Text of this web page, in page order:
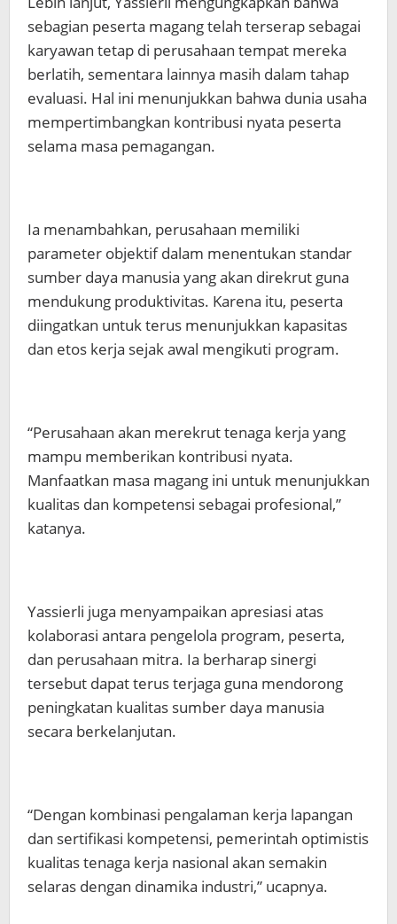
sebagian peserta magang telah terserap sebagai
karyawan tetap di perusahaan tempat mereka
berlatih, sementara lainnya masih dalam tahap
evaluasi. Hal ini menunjukkan bahwa dunia usaha
mempertimbangkan kontribusi nyata peserta
selama masa pemagangan.
Ia menambahkan, perusahaan memiliki
parameter objektif dalam menentukan standar
sumber daya manusia yang akan direkrut guna
mendukung produktivitas. Karena itu, peserta
diingatkan untuk terus menunjukkan kapasitas
dan etos kerja sejak awal mengikuti program.
“Perusahaan akan merekrut tenaga kerja yang
mampu memberikan kontribusi nyata.
Manfaatkan masa magang ini untuk menunjukkan
kualitas dan kompetensi sebagai profesional,”
katanya.
Yassierli juga menyampaikan apresiasi atas
kolaborasi antara pengelola program, peserta,
dan perusahaan mitra. Ia berharap sinergi
tersebut dapat terus terjaga guna mendorong
peningkatan kualitas sumber daya manusia
secara berkelanjutan.
“Dengan kombinasi pengalaman kerja lapangan
dan sertifikasi kompetensi, pemerintah optimistis
kualitas tenaga kerja nasional akan semakin
selaras dengan dinamika industri,” ucapnya.